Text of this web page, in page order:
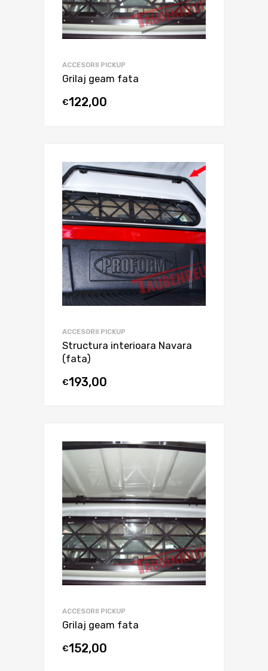
ACCESORII PICKUP
Grilaj geam fata
€122,00
ACCESORII PICKUP
Structura interioara Navara
(fata)
€193,00
ACCESORII PICKUP
Grilaj geam fata
€152,00